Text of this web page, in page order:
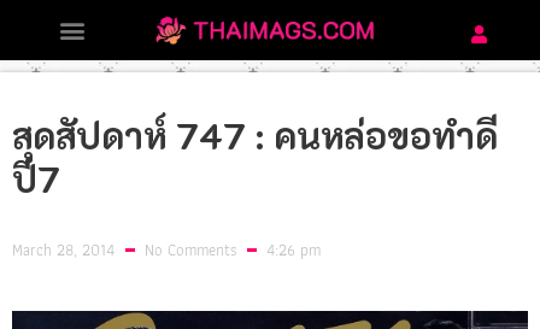
สุดสัปดาห์ 747 : คนหล่อขอทำดี
ปี7
March 28, 2014 No Comments 4:26 pm